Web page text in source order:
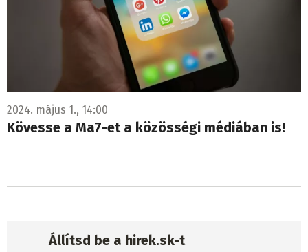
2024. május 1., 14:00
Kövesse a Ma7-et a közösségi médiában is!
Állítsd be a hirek.sk-t